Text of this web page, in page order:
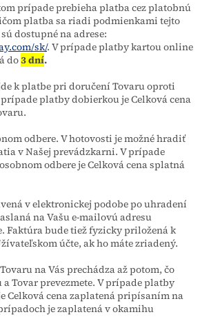
prípade prebieha platba cez platobnú
platba sa riadi podmienkami tejto
dostupné na adrese:
sk/. V prípade platby kartou online
do3 dní.
k platbe pri doručení Tovaru oproti
platby dobierkou je Celková cena
odbere. V hotovosti je možné hradiť
v Našej prevádzkarni. V prípade
odbere je Celková cena splatná
v elektronickej podobe po uhradení
na Vašu e-mailovú adresu
Faktúra bude tiež fyzicky priložená k
účte, ak ho máte zriadený.
na Vás prechádza až potom, čo
Tovar prevezmete. V prípade platby
Celková cena zaplatená pripísaním na
je zaplatená v okamihu